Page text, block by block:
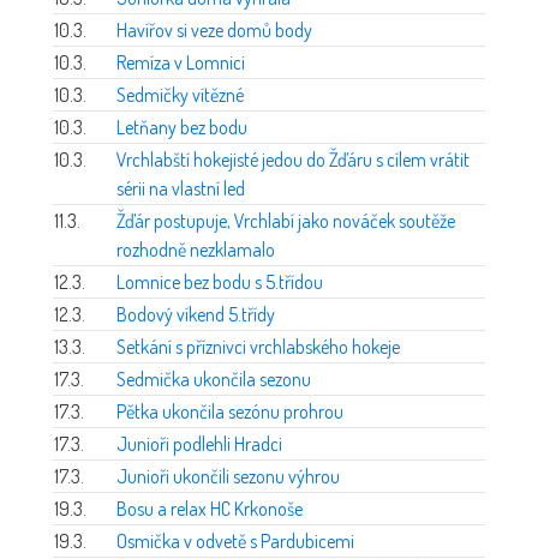
10.3.
Havířov si veze domů body
10.3.
Remíza v Lomnici
10.3.
Sedmičky vítězné
10.3.
Letňany bez bodu
10.3.
Vrchlabští hokejisté jedou do Žďáru s cílem vrátit
sérii na vlastní led
11.3.
Žďár postupuje, Vrchlabí jako nováček soutěže
rozhodně nezklamalo
12.3.
Lomnice bez bodu s 5.třídou
12.3.
Bodový víkend 5.třídy
13.3.
Setkání s příznivci vrchlabského hokeje
17.3.
Sedmička ukončila sezonu
17.3.
Pětka ukončila sezónu prohrou
17.3.
Junioři podlehli Hradci
17.3.
Junioři ukončili sezonu výhrou
19.3.
Bosu a relax HC Krkonoše
19.3.
Osmička v odvetě s Pardubicemi